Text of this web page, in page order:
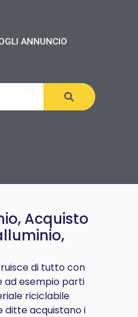
ANNUNCIO
Acquisto
di tutto con
ad esempio parti
riciclabile
ditte acquistano i